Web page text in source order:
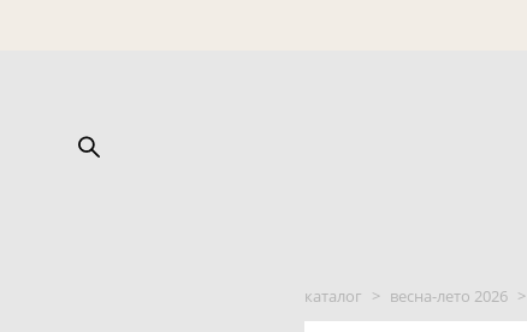
каталог > весна-лето 2026 >